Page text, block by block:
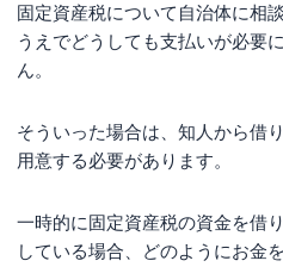
固定資産税について自治体に相
うえでどうしても支払いが必要
ん。
そういった場合は、知人から借
用意する必要があります。
一時的に固定資産税の資金を借
している場合、どのようにお金